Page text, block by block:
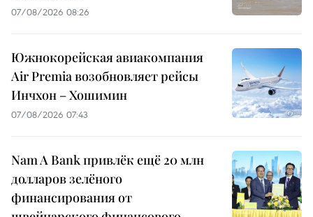
07/08/2026 08:26
Южнокорейская авиакомпания
Air Premia возобновляет рейсы
Инчхон – Хошимин
07/08/2026 07:43
Nam A Bank привлёк ещё 20 млн
долларов зелёного
финансирования от